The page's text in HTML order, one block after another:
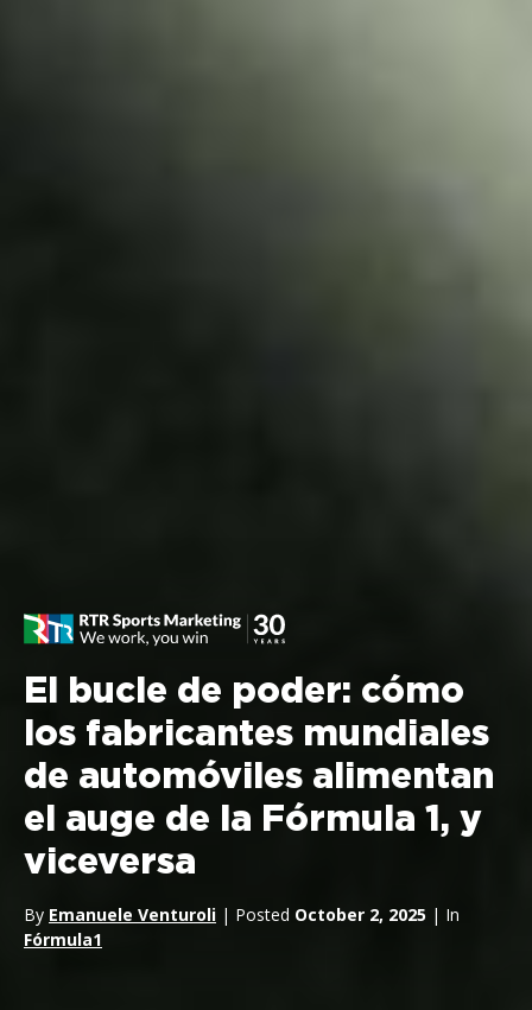
El bucle de poder: cómo
los fabricantes mundiales
de automóviles alimentan
el auge de la Fórmula 1, y
viceversa
By Emanuele Venturoli | Posted October 2, 2025 | In
Fórmula1